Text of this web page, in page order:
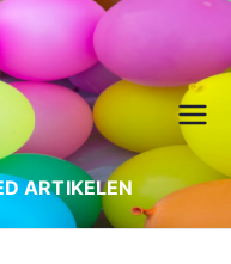
ARTIKELEN